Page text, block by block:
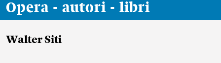
Opera - autori - libri
Walter Siti